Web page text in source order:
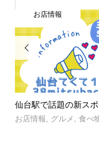

仙台駅で話題の新スポ
お店情報 グルメ 食べ
お店情報